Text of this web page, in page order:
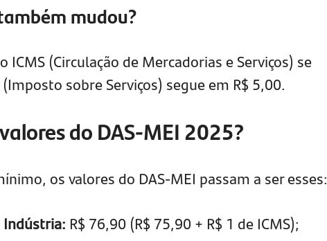
mudou?
(Circulação de Mercadorias e Serviços) se
sobre Serviços) segue em R$ 5,00.
do DAS-MEI 2025?
os valores do DAS-MEI passam a ser esses:
Indústria: R$ 76,90 (R$ 75,90 + R$ 1 de ICMS);